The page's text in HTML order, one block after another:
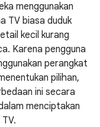
menggunakan
TV biasa duduk
kecil kurang
Karena pengguna
perangkat
pilihan,
ini secara
menciptakan